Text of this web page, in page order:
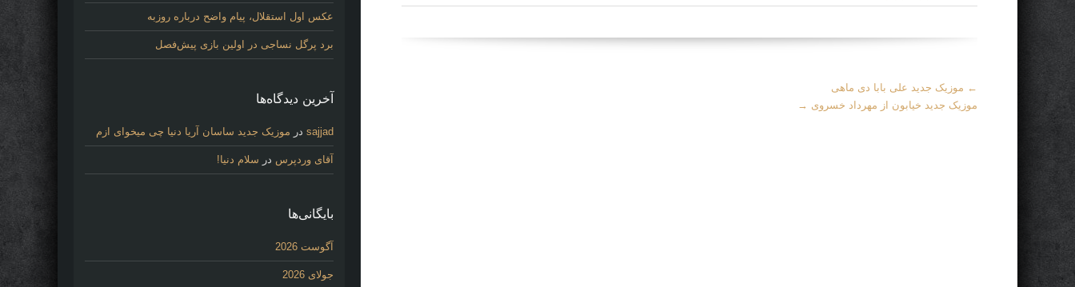
More
Articles
← موزیک جدید علی بابا دی ماهی
موزیک جدید خیابون از مهرداد خسروی →
عکس اول استقلال، پیام واضح درباره روزبه
برد پرگل نساجی در اولین بازی پیش‌فصل
آخرین دیدگاه‌ها
sajjadدر موزیک جدید ساسان آریا دنیا چی میخوای ازم
آقای وردپرس در سلام دنیا!
بایگانی‌ها
آگوست 2026
جولای 2026